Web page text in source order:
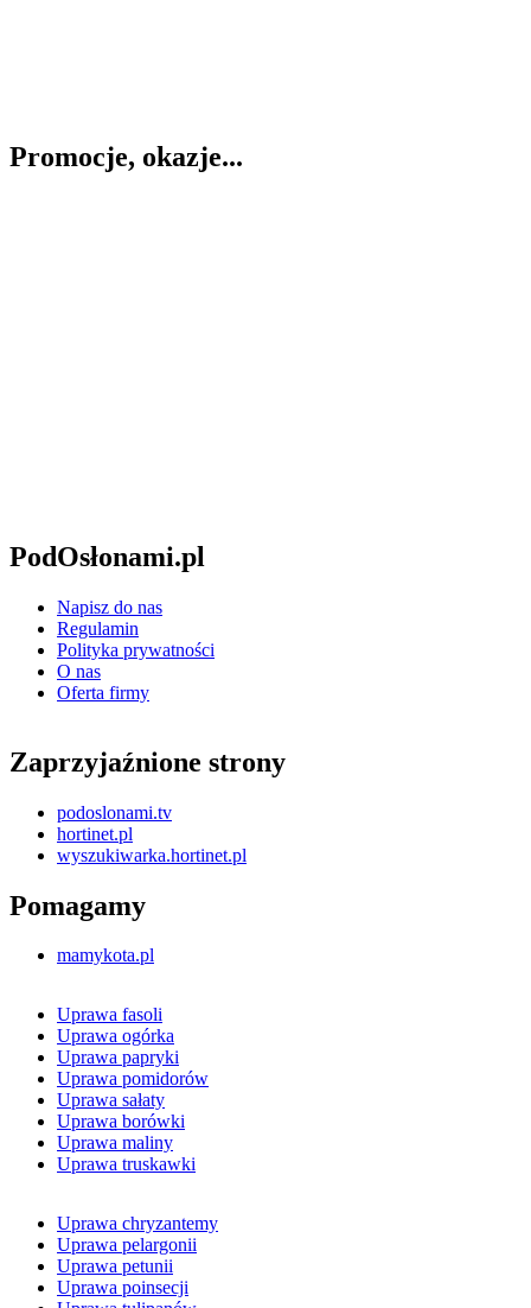
Promocje, okazje...
PodOsłonami.pl
Napisz do nas
Regulamin
Polityka prywatności
O nas
Oferta firmy
Zaprzyjaźnione strony
podoslonami.tv
hortinet.pl
wyszukiwarka.hortinet.pl
Pomagamy
mamykota.pl
Uprawa fasoli
Uprawa ogórka
Uprawa papryki
Uprawa pomidorów
Uprawa sałaty
Uprawa borówki
Uprawa maliny
Uprawa truskawki
Uprawa chryzantemy
Uprawa pelargonii
Uprawa petunii
Uprawa poinsecji